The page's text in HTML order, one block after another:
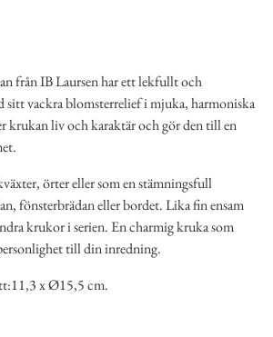
från IB Laursen har ett lekfullt och
vackra blomsterrelief i mjuka, harmoniska
krukan liv och karaktär och gör den till en
örter eller som en stämningsfull
fönsterbrädan eller bordet. Lika fin ensam
krukor i serien. En charmig kruka som
till din inredning.
x Ø15,5 cm.